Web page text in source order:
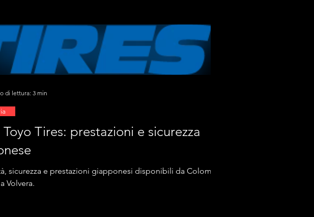
Tires: prestazioni e sicurezza
sicurezza e prestazioni giapponesi disponibili da Colombo
Volvera.
di lettura: 3 min